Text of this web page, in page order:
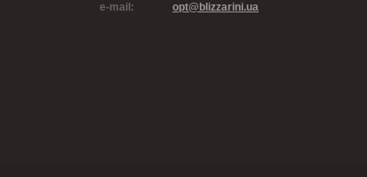
e-mail: opt@blizzarini.ua